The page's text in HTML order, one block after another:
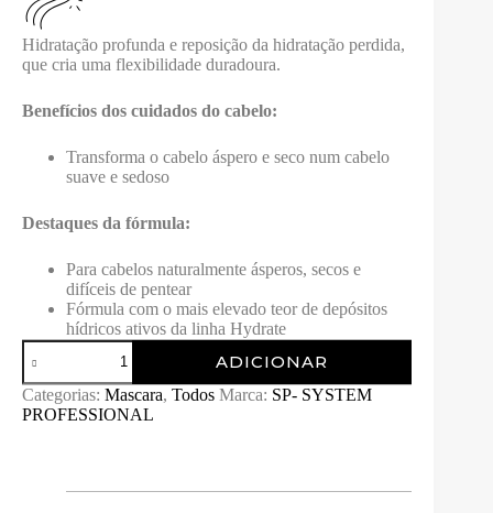
Hidratação profunda e reposição da hidratação perdida,
que cria uma flexibilidade duradoura.
Benefícios dos cuidados do cabelo:
Transforma o cabelo áspero e seco num cabelo
suave e sedoso
Destaques da fórmula:
Para cabelos naturalmente ásperos, secos e
difíceis de pentear
Fórmula com o mais elevado teor de depósitos
hídricos ativos da linha Hydrate
Quantidade
de
HYDRATE
MASK
SYSTEM
ADICIONAR
Categorias: Mascara, Todos Marca: SP- SYSTEM
PROFESSIONAL